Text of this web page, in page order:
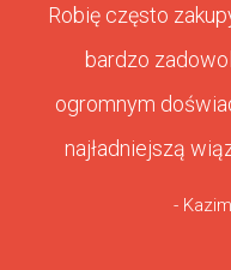
Robię często
bardzo
ogromnym
najładniejszą
-